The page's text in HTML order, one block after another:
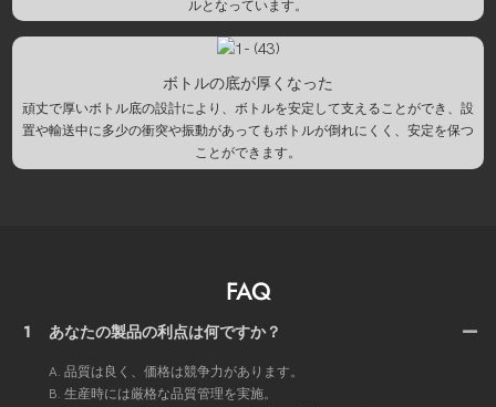
ルとなっています。
ボトルの底が厚くなった
頑丈で厚いボトル底の設計により、ボトルを安定して支えることができ、設
置や輸送中に多少の衝突や振動があってもボトルが倒れにくく、安定を保つ
ことができます。
FAQ
1 あなたの製品の利点は何ですか？
A. 品質は良く、価格は競争力があります。
B. 生産時には厳格な品質管理を実施。